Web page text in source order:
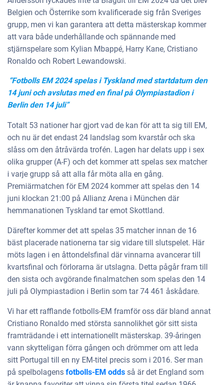
Belgien och Österrike som kvalificerade sig från Sveriges
grupp, men vi kan garantera att detta mästerskap kommer
att vara både underhållande och spännande med
stjärnspelare som Kylian Mbappé, Harry Kane, Cristiano
Ronaldo och Robert Lewandowski.
“Fotbolls EM 2024 spelas i Tyskland med startdatum den
14 juni och avslutas med en final på Olympiastadion i
Berlin den 14 juli”
Totalt 53 nationer har gjort vad de kan för att ta sig till EM,
och nu är det endast 24 landslag som kvarstår och ska
slåss om den åtråvärda trofén. Lagen har delats upp i sex
olika grupper (A-F) och det kommer att spelas sex matcher
i varje grupp så att alla får möta alla en gång.
Premiärmatchen för EM 2024 kommer att spelas den 14
juni klockan 21:00 på Allianz Arena i München där
hemmanationen Tyskland tar emot Skottland.
Därefter kommer det att spelas 35 matcher innan de 16
bäst placerade nationerna tar sig vidare till slutspelet. Här
möts lagen i en åttondelsfinal där vinnarna avancerar till
kvartsfinal och förlorarna är utslagna. Detta pågår fram till
den sista och avgörande finalmatchen som spelas den 14
juli på Olympiastadion i Berlin som tar 74 461 åskådare.
Vi har ett rafflande fotbolls-EM framför oss där bland annat
Cristiano Ronaldo med största sannolikhet gör sitt sista
framträdande i ett internationellt mästerskap. 39-åringen
vann skytteligan förra gången och drömmer om att leda
sitt Portugal till en ny EM-titel precis som i 2016. Ser man
på spelbolagens fotbolls-EM odds så är det England som